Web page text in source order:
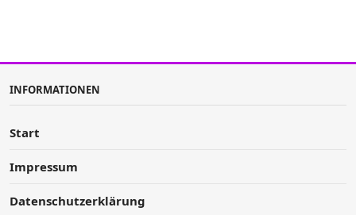
INFORMATIONEN
Start
Impressum
Datenschutzerklärung